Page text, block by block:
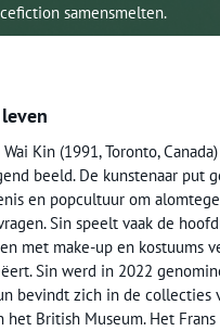
samensmelten.
Kin (1991, Toronto,
beeld. De kunstenaar put
en popcultuur om
Sin speelt vaak de
met make-up en kostuums
Sin werd in 2022
bevindt zich in de collecties
het British Museum. Het